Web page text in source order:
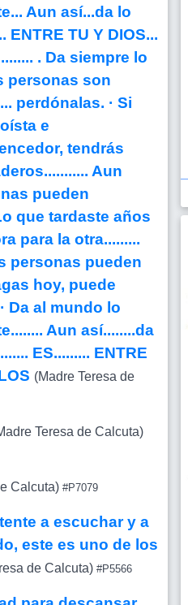
Aun así...da lo
TU Y DIOS...
. Da siempre lo
personas son
perdónalas. · Si
e
tendrás
Aun
pueden
que tardaste años
para la otra.........
personas pueden
hoy, puede
Da al mundo lo
Aun así........da
ES......... ENTRE
(Madre Teresa de
Teresa de Calcuta)
Calcuta) #P7079
a escuchar y a
este es uno de los
de Calcuta) #P5566